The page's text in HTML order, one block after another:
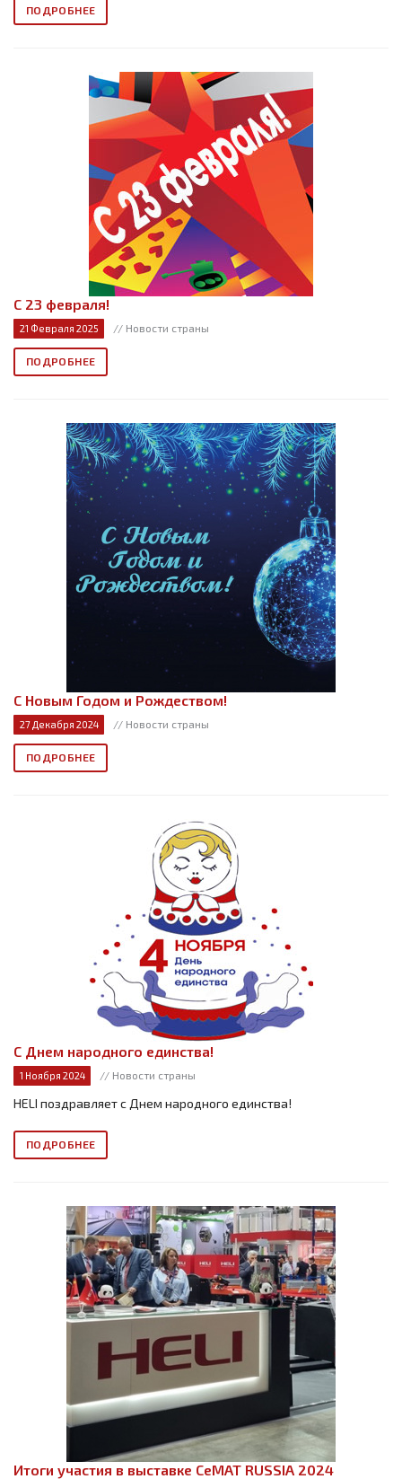
ПОДРОБНЕЕ
С 23 февраля!
21 Февраля 2025 // Новости страны
ПОДРОБНЕЕ
C Новым Годом и Рождеством!
27 Декабря 2024 // Новости страны
ПОДРОБНЕЕ
С Днем народного единства!
1 Ноября 2024 // Новости страны
HELI поздравляет с Днем народного единства!
ПОДРОБНЕЕ
Итоги участия в выставке CeMAT RUSSIA 2024